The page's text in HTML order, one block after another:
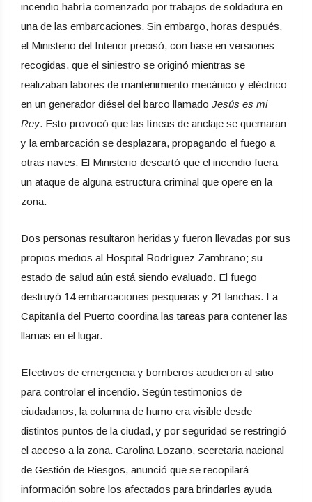
incendio habría comenzado por trabajos de soldadura en
una de las embarcaciones. Sin embargo, horas después,
el Ministerio del Interior precisó, con base en versiones
recogidas, que el siniestro se originó mientras se
realizaban labores de mantenimiento mecánico y eléctrico
en un generador diésel del barco llamado Jesús es mi
Rey. Esto provocó que las líneas de anclaje se quemaran
y la embarcación se desplazara, propagando el fuego a
otras naves. El Ministerio descartó que el incendio fuera
un ataque de alguna estructura criminal que opere en la
zona.
Dos personas resultaron heridas y fueron llevadas por sus
propios medios al Hospital Rodríguez Zambrano; su
estado de salud aún está siendo evaluado. El fuego
destruyó 14 embarcaciones pesqueras y 21 lanchas. La
Capitanía del Puerto coordina las tareas para contener las
llamas en el lugar.
Efectivos de emergencia y bomberos acudieron al sitio
para controlar el incendio. Según testimonios de
ciudadanos, la columna de humo era visible desde
distintos puntos de la ciudad, y por seguridad se restringió
el acceso a la zona. Carolina Lozano, secretaria nacional
de Gestión de Riesgos, anunció que se recopilará
información sobre los afectados para brindarles ayuda